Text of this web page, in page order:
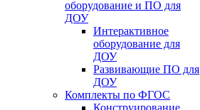
оборудование и ПО для
ДОУ
Интерактивное
оборудование для
ДОУ
Развивающие ПО для
ДОУ
Комплекты по ФГОС
Конструирование